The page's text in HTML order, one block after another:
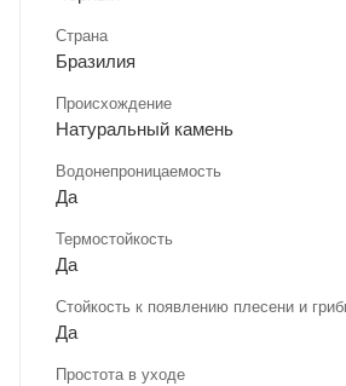
Страна
Бразилия
Происхождение
Натуральный камень
Водонепроницаемость
Да
Термостойкость
Да
Стойкость к появлению плесени и
Да
Простота в уходе